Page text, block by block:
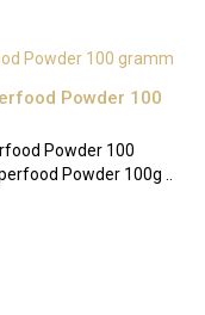
Powder 100
Powder 100
Powder 100g ..